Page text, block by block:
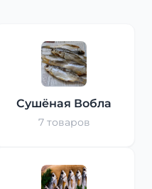
Сушёная Вобла
7 товаров